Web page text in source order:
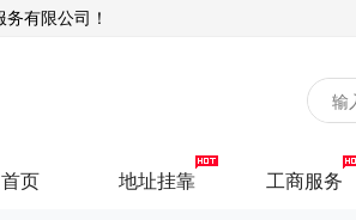
有限公司！
首页 地址挂靠 工商服务